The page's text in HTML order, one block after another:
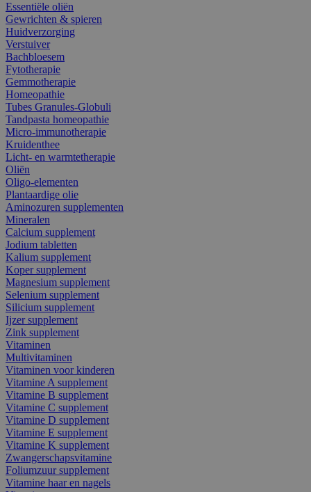
Essentiële oliën
Gewrichten & spieren
Huidverzorging
Verstuiver
Bachbloesem
Fytotherapie
Gemmotherapie
Homeopathie
Tubes Granules-Globuli
Tandpasta homeopathie
Micro-immunotherapie
Kruidenthee
Licht- en warmtetherapie
Oliën
Oligo-elementen
Plantaardige olie
Aminozuren supplementen
Mineralen
Calcium supplement
Jodium tabletten
Kalium supplement
Koper supplement
Magnesium supplement
Selenium supplement
Silicium supplement
Ijzer supplement
Zink supplement
Vitaminen
Multivitaminen
Vitaminen voor kinderen
Vitamine A supplement
Vitamine B supplement
Vitamine C supplement
Vitamine D supplement
Vitamine E supplement
Vitamine K supplement
Zwangerschapsvitamine
Foliumzuur supplement
Vitamine haar en nagels